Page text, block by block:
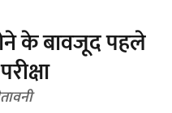
के बावजूद पहले